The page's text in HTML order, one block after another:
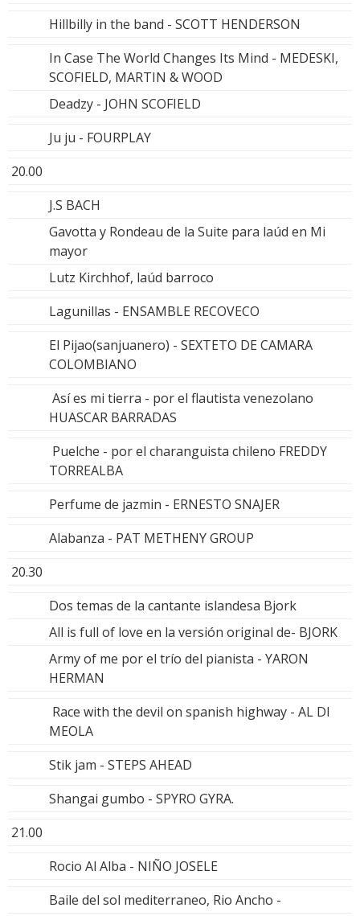
Hillbilly in the band - SCOTT HENDERSON
In Case The World Changes Its Mind - MEDESKI,
SCOFIELD, MARTIN & WOOD
Deadzy - JOHN SCOFIELD
Ju ju - FOURPLAY
20.00
J.S BACH
Gavotta y Rondeau de la Suite para laúd en Mi
mayor
Lutz Kirchhof, laúd barroco
Lagunillas - ENSAMBLE RECOVECO
El Pijao(sanjuanero) - SEXTETO DE CAMARA
COLOMBIANO
Así es mi tierra - por el flautista venezolano
HUASCAR BARRADAS
Puelche - por el charanguista chileno FREDDY
TORREALBA
Perfume de jazmin - ERNESTO SNAJER
Alabanza - PAT METHENY GROUP
20.30
Dos temas de la cantante islandesa Bjork
All is full of love en la versión original de- BJORK
Army of me por el trío del pianista - YARON
HERMAN
Race with the devil on spanish highway - AL DI
MEOLA
Stik jam - STEPS AHEAD
Shangai gumbo - SPYRO GYRA.
21.00
Rocio Al Alba - NIÑO JOSELE
Baile del sol mediterraneo, Rio Ancho -